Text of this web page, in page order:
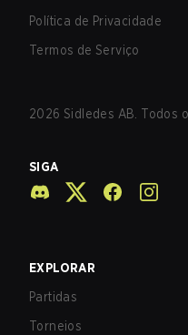
Política de Privacidade
Termos de Serviço
2026 Sidledes AB. Todos
SIGA
EXPLORAR
Partidas
Torneios